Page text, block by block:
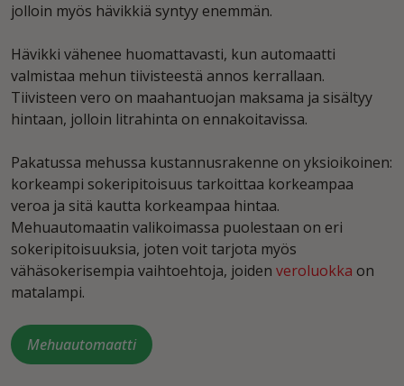
jolloin myös hävikkiä syntyy enemmän.
Hävikki vähenee huomattavasti, kun automaatti
valmistaa mehun tiivisteestä annos kerrallaan.
Tiivisteen vero on maahantuojan maksama ja sisältyy
hintaan, jolloin litrahinta on ennakoitavissa.
Pakatussa mehussa kustannusrakenne on yksioikoinen:
korkeampi sokeripitoisuus tarkoittaa korkeampaa
veroa ja sitä kautta korkeampaa hintaa.
Mehuautomaatin valikoimassa puolestaan on eri
sokeripitoisuuksia, joten voit tarjota myös
vähäsokerisempia vaihtoehtoja, joiden veroluokka on
matalampi.
Mehuautomaatti